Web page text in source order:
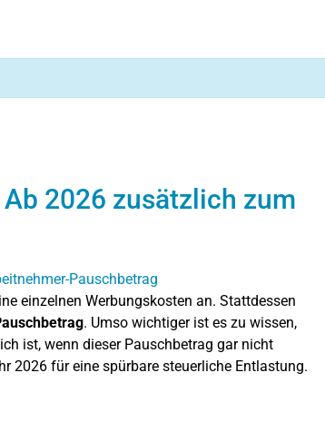
2026 zusätzlich zum
einzelnen Werbungskosten an. Stattdessen
. Umso wichtiger ist es zu wissen,
ist, wenn dieser Pauschbetrag gar nicht
2026 für eine spürbare steuerliche Entlastung.